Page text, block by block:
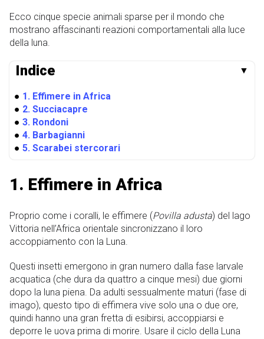
Ecco cinque specie animali sparse per il mondo che
mostrano affascinanti reazioni comportamentali alla luce
della luna.
Indice ▼
● 1. Effimere in Africa
● 2. Succiacapre
● 3. Rondoni
● 4. Barbagianni
● 5. Scarabei stercorari
1. Effimere in Africa
Proprio come i coralli, le effimere (Povilla adusta) del lago
Vittoria nell’Africa orientale sincronizzano il loro
accoppiamento con la Luna.
Questi insetti emergono in gran numero dalla fase larvale
acquatica (che dura da quattro a cinque mesi) due giorni
dopo la luna piena. Da adulti sessualmente maturi (fase di
imago), questo tipo di effimera vive solo una o due ore,
quindi hanno una gran fretta di esibirsi, accoppiarsi e
deporre le uova prima di morire. Usare il ciclo della Luna